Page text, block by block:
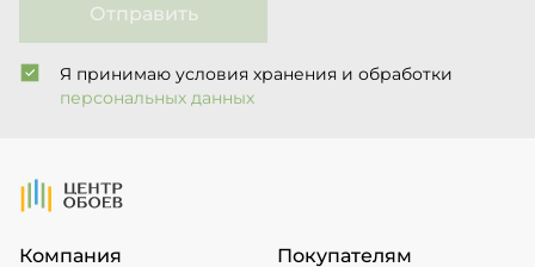
Отправить
Я принимаю условия хранения и обработки
персональных данных
На Главную
Компания Покупателям